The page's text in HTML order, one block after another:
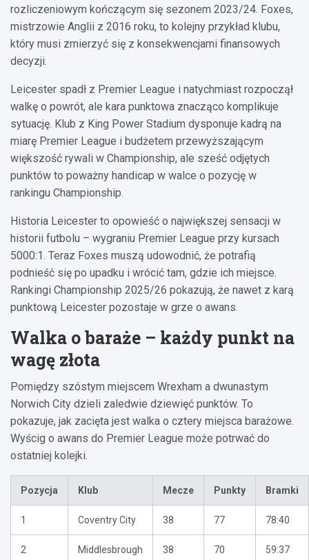
rozliczeniowym kończącym się sezonem 2023/24. Foxes,
mistrzowie Anglii z 2016 roku, to kolejny przykład klubu,
który musi zmierzyć się z konsekwencjami finansowych
decyzji.
Leicester spadł z Premier League i natychmiast rozpoczął
walkę o powrót, ale kara punktowa znacząco komplikuje
sytuację. Klub z King Power Stadium dysponuje kadrą na
miarę Premier League i budżetem przewyższającym
większość rywali w Championship, ale sześć odjętych
punktów to poważny handicap w walce o pozycję w
rankingu Championship.
Historia Leicester to opowieść o największej sensacji w
historii futbolu – wygraniu Premier League przy kursach
5000:1. Teraz Foxes muszą udowodnić, że potrafią
podnieść się po upadku i wrócić tam, gdzie ich miejsce.
Rankingi Championship 2025/26 pokazują, że nawet z karą
punktową Leicester pozostaje w grze o awans.
Walka o baraże – każdy punkt na
wagę złota
Pomiędzy szóstym miejscem Wrexham a dwunastym
Norwich City dzieli zaledwie dziewięć punktów. To
pokazuje, jak zacięta jest walka o cztery miejsca barażowe.
Wyścig o awans do Premier League może potrwać do
ostatniej kolejki.
Pozycja Klub Mecze Punkty Bramki
1 Coventry City 38 77 78:40
2 Middlesbrough 38 70 59:37